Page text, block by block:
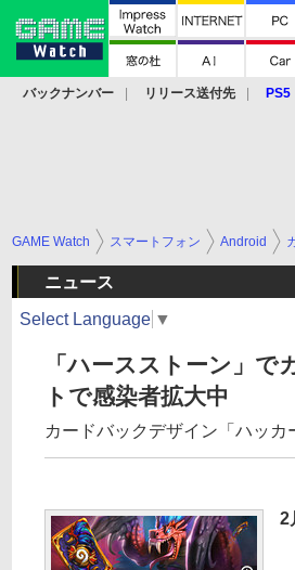
バックナンバー リリース送付先
PS5
GAME Watch スマートフォン Android
ニュース
Select Language ▼
「ハースストーン」
トで感染者拡大中
カードバックデザイン「ハッ
2